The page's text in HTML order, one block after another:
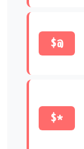
$@
$*